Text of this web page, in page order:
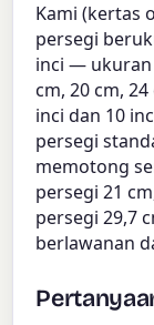
Kami (kertas
persegi
inci — ukuran
cm, 20 cm,
inci dan 10
persegi
memotong
persegi 21
persegi 29,7
berlawanan